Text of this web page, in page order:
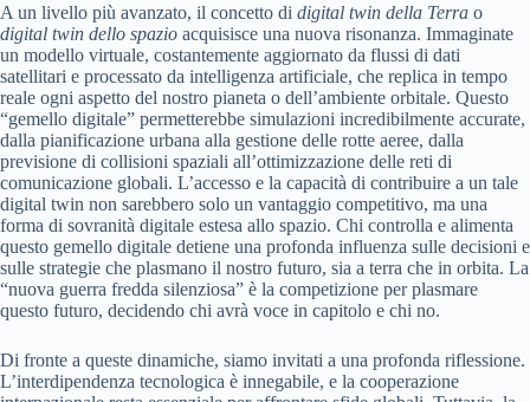
A un livello più avanzato, il concetto di digital twin della Terra o
digital twin dello spazio acquisisce una nuova risonanza. Immaginate
un modello virtuale, costantemente aggiornato da flussi di dati
satellitari e processato da intelligenza artificiale, che replica in tempo
reale ogni aspetto del nostro pianeta o dell’ambiente orbitale. Questo
“gemello digitale” permetterebbe simulazioni incredibilmente accurate,
dalla pianificazione urbana alla gestione delle rotte aeree, dalla
previsione di collisioni spaziali all’ottimizzazione delle reti di
comunicazione globali. L’accesso e la capacità di contribuire a un tale
digital twin non sarebbero solo un vantaggio competitivo, ma una
forma di sovranità digitale estesa allo spazio. Chi controlla e alimenta
questo gemello digitale detiene una profonda influenza sulle decisioni e
sulle strategie che plasmano il nostro futuro, sia a terra che in orbita. La
“nuova guerra fredda silenziosa” è la competizione per plasmare
questo futuro, decidendo chi avrà voce in capitolo e chi no.
Di fronte a queste dinamiche, siamo invitati a una profonda riflessione.
L’interdipendenza tecnologica è innegabile, e la cooperazione